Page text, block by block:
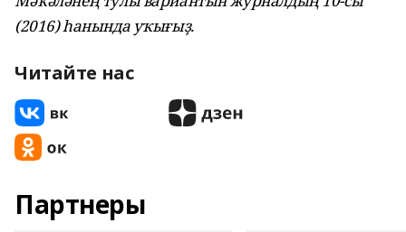
(2016) һанында уҡығыҙ.
Читайте нас
Партнеры